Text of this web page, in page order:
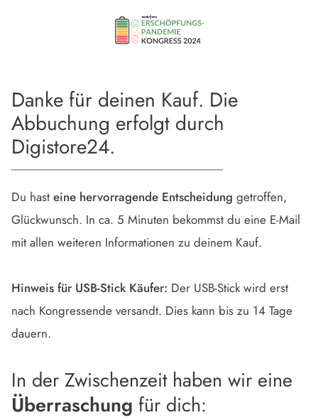
Danke für deinen Kauf. Die
Abbuchung erfolgt durch
Digistore24.
Du hast eine hervorragende Entscheidung getroffen,
Glückwunsch. In ca. 5 Minuten bekommst du eine E-Mail
mit allen weiteren Informationen zu deinem Kauf.
Hinweis für USB-Stick Käufer: Der USB-Stick wird erst
nach Kongressende versandt. Dies kann bis zu 14 Tage
dauern.
In der Zwischenzeit haben wir eine
Überraschung für dich: